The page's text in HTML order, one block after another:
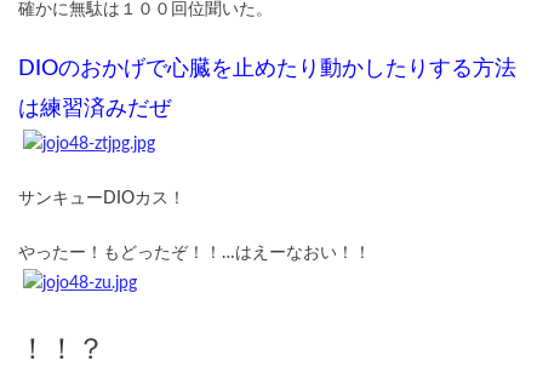
確かに無駄は１００回位聞いた。
DIOのおかげで心臓を止めたり動かしたりする方法
は練習済みだぜ
サンキューDIOカス！
やったー！もどったぞ！！…はえーなおい！！
！！？